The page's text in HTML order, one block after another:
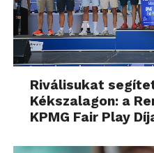
Riválisukat
Kékszalagon: a
KPMG Fair Play